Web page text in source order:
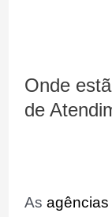
Onde
de
As agências